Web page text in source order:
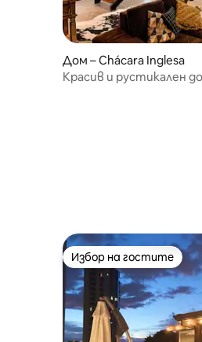
Дом – Chácara Inglesa
Красив и рустикален
Избор на гостите
Избор на гостите